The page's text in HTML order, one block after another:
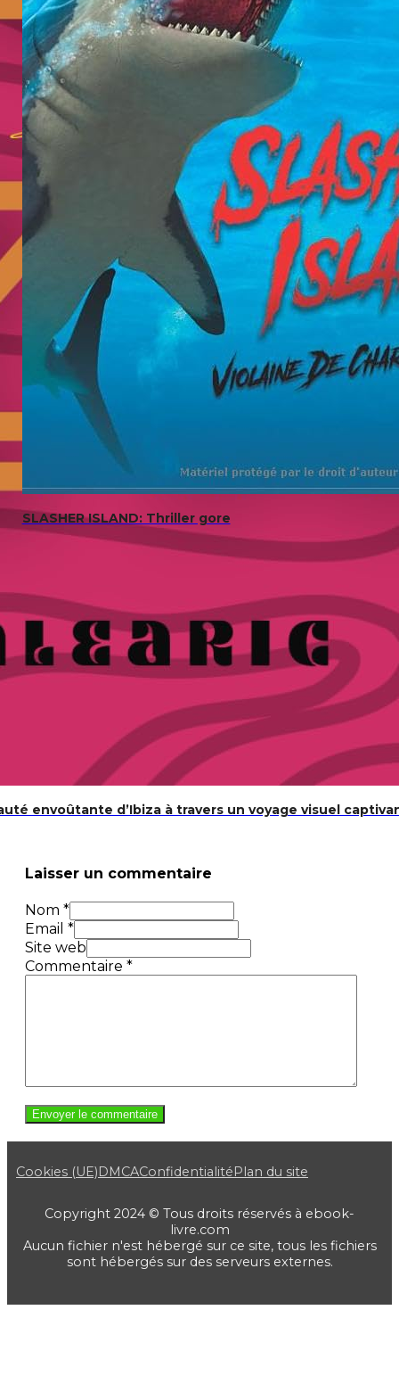
envoûtante d’Ibiza à travers un voyage visuel
SLASHER ISLAND: Thriller gore
Laisser un commentaire
Nom *
Email *
Site web
Commentaire *
Cookies (UE)DMCAConfidentialitéPlan du site
Copyright 2024 © Tous droits réservés à ebook-
livre.com
Aucun fichier n'est hébergé sur ce site, tous les fichiers
sont hébergés sur des serveurs externes.